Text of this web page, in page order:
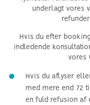
underlagt vores
Hvis du efter
indledende
vores
Hvis du aflyser
med mere end 72
en fuld refusion af